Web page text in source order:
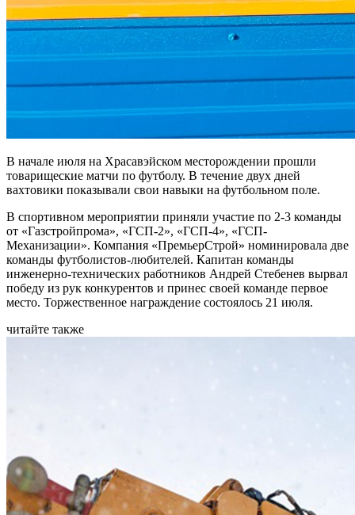
В начале июля на Храсавэйском месторождении прошли
товарищеские матчи по футболу. В течение двух дней
вахтовики показывали свои навыки на футбольном поле.
В спортивном мероприятии приняли участие по 2-3 команды
от «Газстройпрома», «ГСП-2», «ГСП-4», «ГСП-
Механизации». Компания «ПремьерСтрой» номинировала две
команды футболистов-любителей. Капитан команды
инженерно-технических работников Андрей Стебенев вырвал
победу из рук конкурентов и принес своей команде первое
место. Торжественное награждение состоялось 21 июля.
читайте также